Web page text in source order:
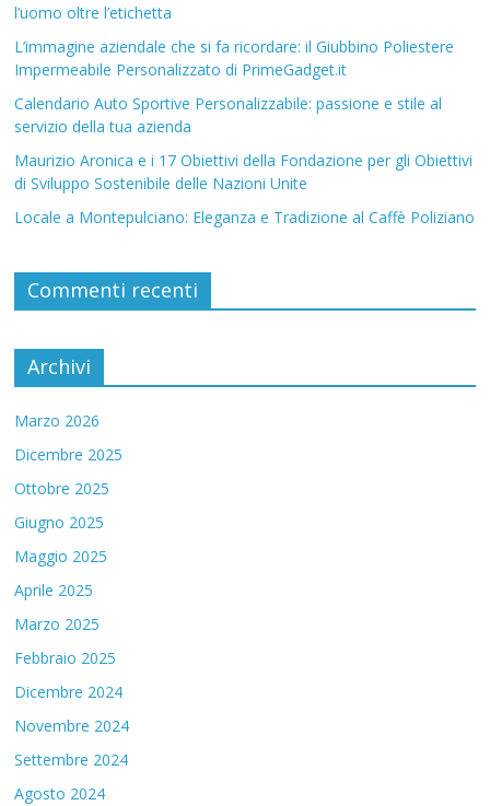
l’uomo oltre l’etichetta
L’immagine aziendale che si fa ricordare: il Giubbino Poliestere
Impermeabile Personalizzato di PrimeGadget.it
Calendario Auto Sportive Personalizzabile: passione e stile al
servizio della tua azienda
Maurizio Aronica e i 17 Obiettivi della Fondazione per gli Obiettivi
di Sviluppo Sostenibile delle Nazioni Unite
Locale a Montepulciano: Eleganza e Tradizione al Caffè Poliziano
Commenti recenti
Archivi
Marzo 2026
Dicembre 2025
Ottobre 2025
Giugno 2025
Maggio 2025
Aprile 2025
Marzo 2025
Febbraio 2025
Dicembre 2024
Novembre 2024
Settembre 2024
Agosto 2024